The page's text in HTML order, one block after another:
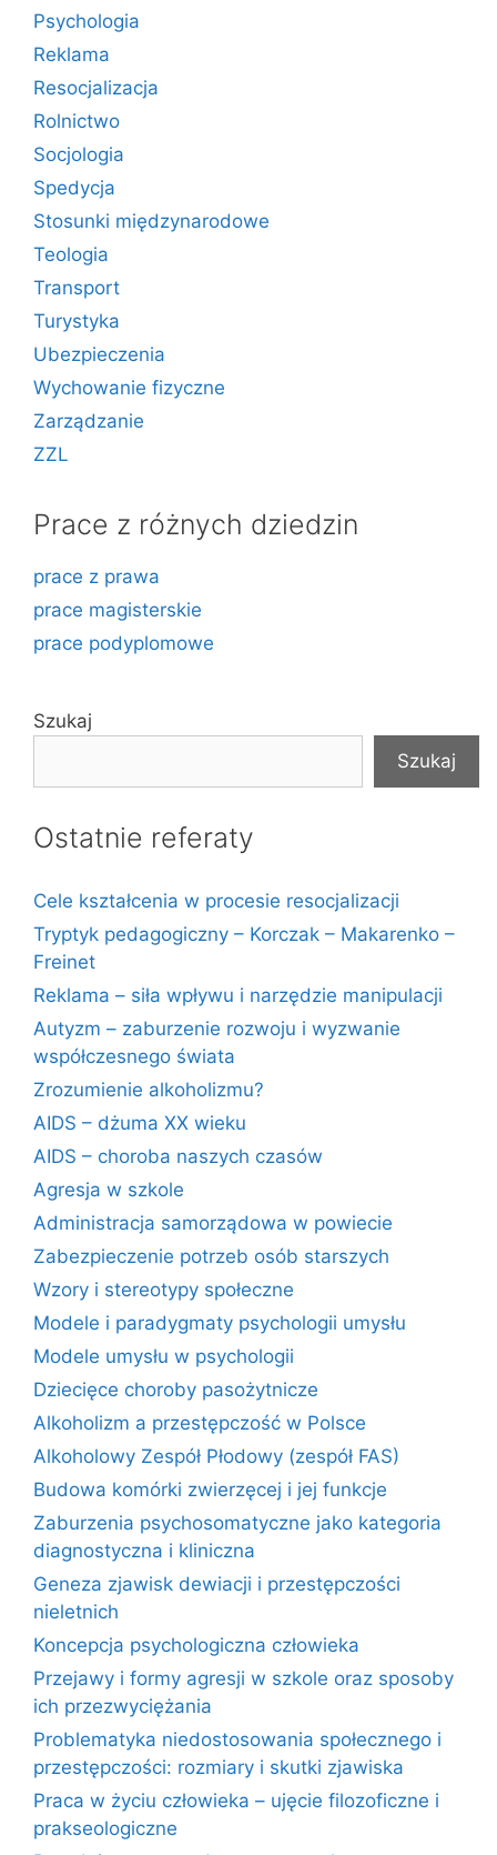
Psychologia
Reklama
Resocjalizacja
Rolnictwo
Socjologia
Spedycja
Stosunki międzynarodowe
Teologia
Transport
Turystyka
Ubezpieczenia
Wychowanie fizyczne
Zarządzanie
ZZL
Prace z różnych dziedzin
prace z prawa
prace magisterskie
prace podyplomowe
Szukaj
Szukaj
Ostatnie referaty
Cele kształcenia w procesie resocjalizacji
Tryptyk pedagogiczny – Korczak – Makarenko –
Freinet
Reklama – siła wpływu i narzędzie manipulacji
Autyzm – zaburzenie rozwoju i wyzwanie
współczesnego świata
Zrozumienie alkoholizmu?
AIDS – dżuma XX wieku
AIDS – choroba naszych czasów
Agresja w szkole
Administracja samorządowa w powiecie
Zabezpieczenie potrzeb osób starszych
Wzory i stereotypy społeczne
Modele i paradygmaty psychologii umysłu
Modele umysłu w psychologii
Dziecięce choroby pasożytnicze
Alkoholizm a przestępczość w Polsce
Alkoholowy Zespół Płodowy (zespół FAS)
Budowa komórki zwierzęcej i jej funkcje
Zaburzenia psychosomatyczne jako kategoria
diagnostyczna i kliniczna
Geneza zjawisk dewiacji i przestępczości
nieletnich
Koncepcja psychologiczna człowieka
Przejawy i formy agresji w szkole oraz sposoby
ich przezwyciężania
Problematyka niedostosowania społecznego i
przestępczości: rozmiary i skutki zjawiska
Praca w życiu człowieka – ujęcie filozoficzne i
prakseologiczne